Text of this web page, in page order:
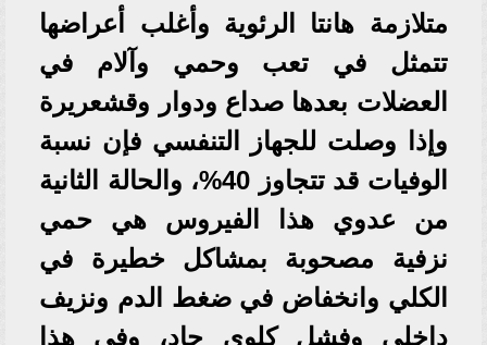
متلازمة هانتا الرئوية وأغلب أعراضها
تتمثل في تعب وحمي وآلام في
العضلات بعدها صداع ودوار وقشعريرة
وإذا وصلت للجهاز التنفسي فإن نسبة
الوفيات قد تتجاوز 40%، والحالة الثانية
من عدوي هذا الفيروس هي حمي
نزفية مصحوبة بمشاكل خطيرة في
الكلي وانخفاض في ضغط الدم ونزيف
داخلي وفشل كلوي حاد، وفي هذا